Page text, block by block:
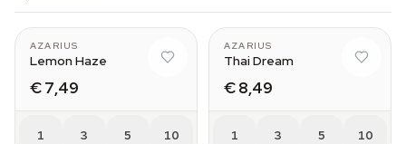
AZARIUS
Lemon Haze
€ 7,49
1 3 5 10
AZARIUS
Thai Dream
€ 8,49
1 3 5 10